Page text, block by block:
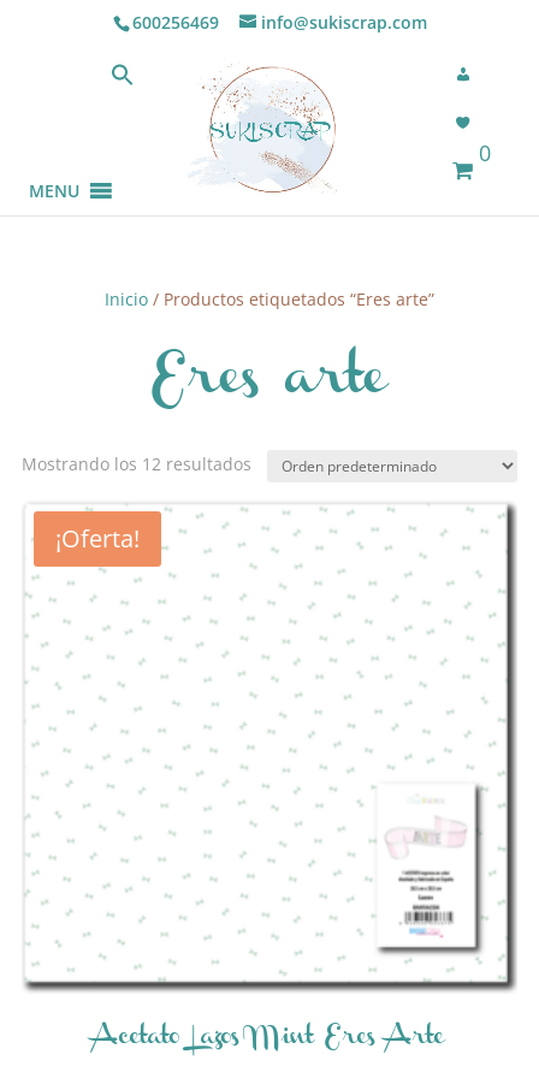
600256469 info@sukiscrap.com
0
MENU
Inicio / Productos etiquetados “Eres arte”
Eres arte
Mostrando los 12 resultados
¡Oferta!
Acetato Lazos Mint Eres Arte